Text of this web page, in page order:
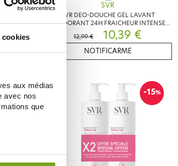
cookies
aux médias
avec nos
que
SVR
SVR DEO-DOUCHE GEL LAVANT
DEODORANT 24H FRAICHEUR INTENSE
400ML
12,99 € 10,39 €
NOTIFICARME
-10 -15%